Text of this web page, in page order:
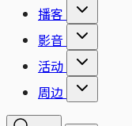
播客
影音
活动
周边